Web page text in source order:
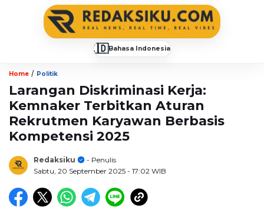
🇮🇩Bahasa Indonesia
Home / Politik
Larangan Diskriminasi Kerja:
Kemnaker Terbitkan Aturan
Rekrutmen Karyawan Berbasis
Kompetensi 2025
Redaksiku
- Penulis
Sabtu, 20 September 2025 - 17:02 WIB